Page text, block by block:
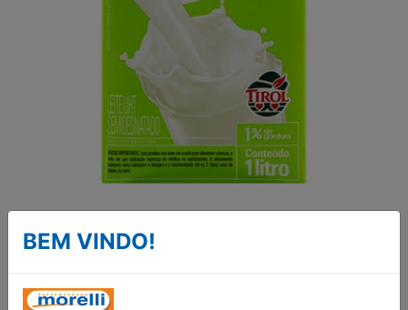
LEITE UHT
SEMIDESNATADO
TIROL 1L
BEM VINDO!